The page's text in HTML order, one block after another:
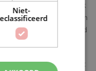
die zowel klassiek
uitstraling en
Stone Washed
Stone Washed wordt
Niet-